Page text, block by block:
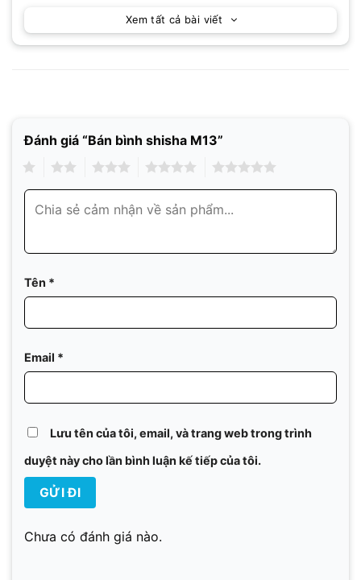
Đánh giá “Bán bình shisha M13”
Tên *
Email *
Lưu tên của tôi, email, và trang web trong trình
duyệt này cho lần bình luận kế tiếp của tôi.
Chưa có đánh giá nào.
Xem tất cả bài viết